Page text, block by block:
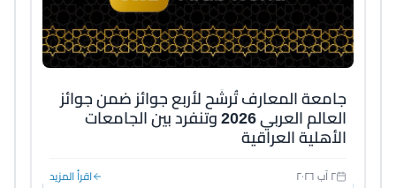
جامعة المعارف تُرشَّح لأربع جوائز ضمن جوائز
العالم العربي 2026 وتنفرد بين الجامعات
الأهلية العراقية
٢ آب ٢٠٢٦ اقرأ المزيد